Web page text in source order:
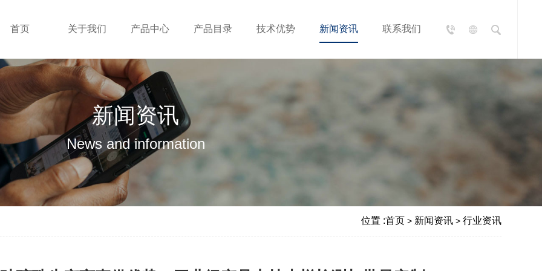
首页 关于我们 产品中心 产品目录 技术优势 新闻资讯 联系我们
新闻资讯
News and information
位置 :首页 > 新闻资讯> 行业资讯